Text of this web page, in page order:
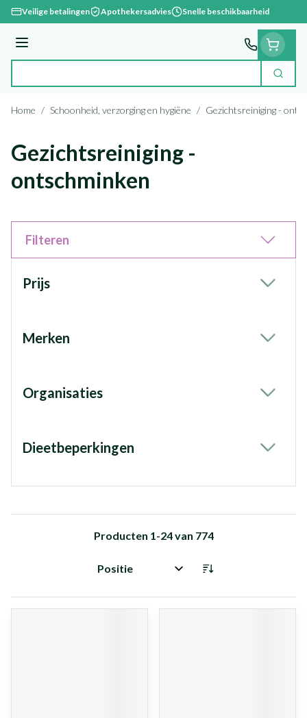
Ga naar de inhoud
Veilige betalingen Apothekersadvies Snelle beschikbaarheid
Menu
Zoek
Home / Schoonheid, verzorging en hygiëne / Gezichtsreiniging -
Gezichtsreiniging -
ontschminken
Filteren
Prijs
Merken
Organisaties
Dieetbeperkingen
Producten 1-24van 774
Sorteer op: